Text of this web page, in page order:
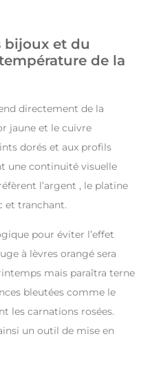
bijoux et du
de la
directement de la
jaune et le cuivre
dorés et aux profils
une continuité visuelle
l’argent , le platine
et tranchant.
pour éviter l’effet
à lèvres orangé sera
mais paraîtra terne
bleutées comme le
les carnations rosées.
un outil de mise en